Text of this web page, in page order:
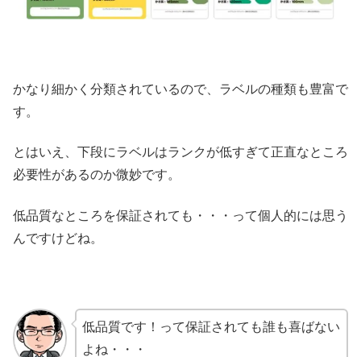
かなり細かく分類されているので、ラベルの種類も豊富で
す。
とはいえ、下段にラベルはランクが低すぎて正直なところ
必要性があるのか微妙です。
低品質なところを保証されても・・・って個人的には思う
んですけどね。
低品質です！って保証されても誰も喜ばない
よね・・・